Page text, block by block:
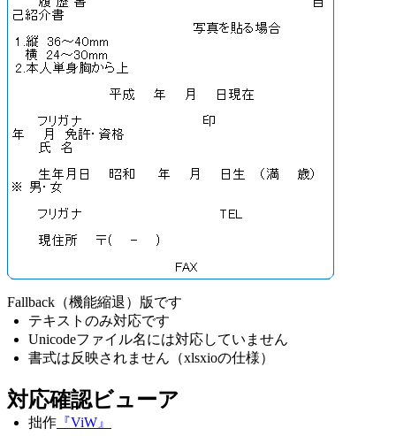
Fallback（機能縮退）版です
テキストのみ対応です
Unicodeファイル名には対応していません
書式は反映されません（xlsxioの仕様）
対応確認ビューア
拙作 『ViW』